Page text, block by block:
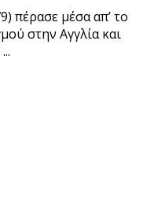
πέρασε μέσα απ’ το
στην Αγγλία και